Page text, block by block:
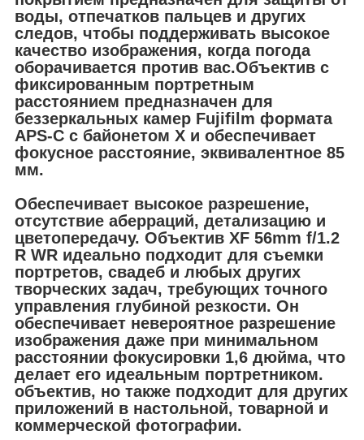
воды, отпечатков пальцев и других
следов, чтобы поддерживать высокое
качество изображения, когда погода
оборачивается против вас.Объектив с
фиксированным портретным
расстоянием предназначен для
беззеркальных камер Fujifilm формата
APS-C с байонетом X и обеспечивает
фокусное расстояние, эквивалентное 85
мм.
Обеспечивает высокое разрешение,
отсутствие аберраций, детализацию и
цветопередачу. Объектив XF 56mm f/1.2
R WR идеально подходит для съемки
портретов, свадеб и любых других
творческих задач, требующих точного
управления глубиной резкости. Он
обеспечивает невероятное разрешение
изображения даже при минимальном
расстоянии фокусировки 1,6 дюйма, что
делает его идеальным портретником.
объектив, но также подходит для других
приложений в настольной, товарной и
коммерческой фотографии.